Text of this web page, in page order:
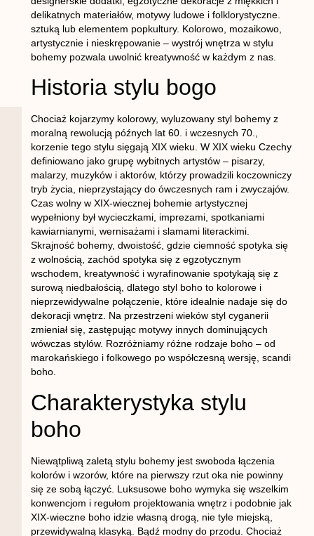
delikatnych materiałów, motywy ludowe i folklorystyczne.
sztuką lub elementem popkultury. Kolorowo, mozaikowo,
artystycznie i nieskrępowanie – wystrój wnętrza w stylu
bohemy pozwala uwolnić kreatywność w każdym z nas.
Historia stylu bogo
Chociaż kojarzymy kolorowy, wyluzowany styl bohemy z
moralną rewolucją późnych lat 60. i wczesnych 70.,
korzenie tego stylu sięgają XIX wieku. W XIX wieku Czechy
definiowano jako grupę wybitnych artystów – pisarzy,
malarzy, muzyków i aktorów, którzy prowadzili koczowniczy
tryb życia, nieprzystający do ówczesnych ram i zwyczajów.
Czas wolny w XIX-wiecznej bohemie artystycznej
wypełniony był wycieczkami, imprezami, spotkaniami
kawiarnianymi, wernisażami i slamami literackimi.
Skrajność bohemy, dwoistość, gdzie ciemność spotyka się
z wolnością, zachód spotyka się z egzotycznym
wschodem, kreatywność i wyrafinowanie spotykają się z
surową niedbałością, dlatego styl boho to kolorowe i
nieprzewidywalne połączenie, które idealnie nadaje się do
dekoracji wnętrz. Na przestrzeni wieków styl cyganerii
zmieniał się, zastępując motywy innych dominujących
wówczas stylów. Rozróżniamy różne rodzaje boho – od
marokańskiego i folkowego po współczesną wersję, scandi
boho.
Charakterystyka stylu
boho
Niewątpliwą zaletą stylu bohemy jest swoboda łączenia
kolorów i wzorów, które na pierwszy rzut oka nie powinny
się ze sobą łączyć. Luksusowe boho wymyka się wszelkim
konwencjom i regułom projektowania wnętrz i podobnie jak
XIX-wieczne boho idzie własną drogą, nie tyle miejską,
przewidywalną klasyką. Bądź modny do przodu. Chociaż